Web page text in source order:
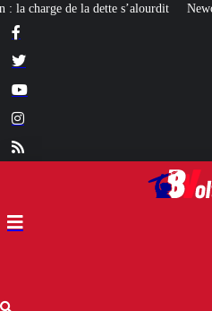
la PME franco-italienne qui